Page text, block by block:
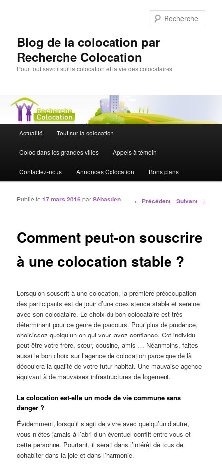
Blog de la colocation par
Recherche Colocation
Pour tout savoir sur la colocation et la vie des colocataires
Aller au contenu principal
Aller au contenu secondaire
Actualité Tout sur la colocation
Coloc dans les grandes villes Appels à témoin
Contactez-nous Annonces Colocation Bons plans
Navigation des articles
← Précédent Suivant →
Comment peut-on souscrire
à une colocation stable ?
Publié le17 mars 2016parSébastien
Lorsqu’on souscrit à une colocation, la première préoccupation
des participants est de jouir d’une coexistence stable et sereine
avec son colocataire. Le choix du bon colocataire est très
déterminant pour ce genre de parcours. Pour plus de prudence,
choisissez quelqu’un en qui vous avez confiance. Cet individu
peut être votre frère, sœur, cousine, amis … Néanmoins, faites
aussi le bon choix sur l’agence de colocation parce que de là
découlera la qualité de votre futur habitat. Une mauvaise agence
équivaut à de mauvaises infrastructures de logement.
La colocation est-elle un mode de vie commune sans
danger ?
Évidemment, lorsqu’il s’agit de vivre avec quelqu’un d’autre,
vous n’êtes jamais à l’abri d’un éventuel conflit entre vous et
cette personne. Pourtant, il serait dans l’intérêt de tous de
cohabiter dans la joie et dans l’harmonie.